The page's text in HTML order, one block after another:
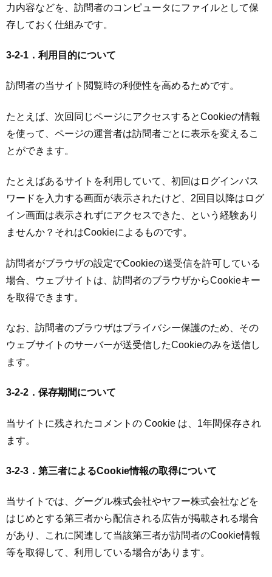
力内容などを、訪問者のコンピュータにファイルとして保
存しておく仕組みです。
3-2-1．利用目的について
訪問者の当サイト閲覧時の利便性を高めるためです。
たとえば、次回同じページにアクセスするとCookieの情報
を使って、ページの運営者は訪問者ごとに表示を変えるこ
とができます。
たとえばあるサイトを利用していて、初回はログインパス
ワードを入力する画面が表示されたけど、2回目以降はログ
イン画面は表示されずにアクセスできた、という経験あり
ませんか？それはCookieによるものです。
訪問者がブラウザの設定でCookieの送受信を許可している
場合、ウェブサイトは、訪問者のブラウザからCookieキー
を取得できます。
なお、訪問者のブラウザはプライバシー保護のため、その
ウェブサイトのサーバーが送受信したCookieのみを送信し
ます。
3-2-2．保存期間について
当サイトに残されたコメントの Cookie は、1年間保存され
ます。
3-2-3．第三者によるCookie情報の取得について
当サイトでは、グーグル株式会社やヤフー株式会社などを
はじめとする第三者から配信される広告が掲載される場合
があり、これに関連して当該第三者が訪問者のCookie情報
等を取得して、利用している場合があります。